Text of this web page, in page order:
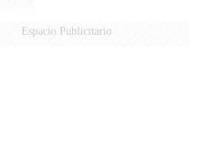
Espacio Publicitario